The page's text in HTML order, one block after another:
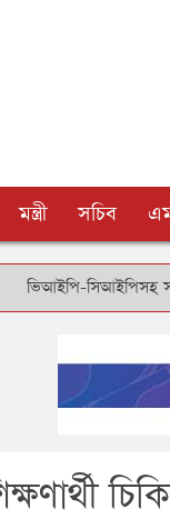
মন্ত্রী সচিব
সিআইপিসহ সবার জন্য